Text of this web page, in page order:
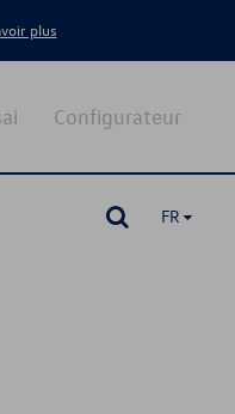
plus
Configurateur
FR